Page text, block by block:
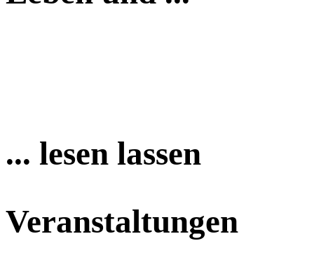
... lesen lassen
Veranstaltungen